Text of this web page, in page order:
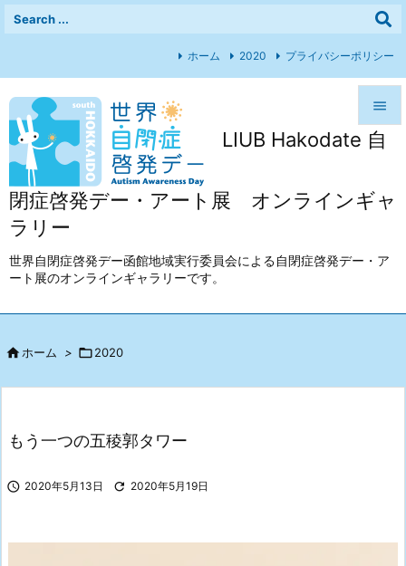
LIUB Hakodate 自
閉症啓発デー・アート展 オンラインギャ
ラリー
世界自閉症啓発デー函館地域実行委員会による自閉症啓発デー・ア
ート展のオンラインギャラリーです。



前へ
次へ
ホーム 2020 プライバシーポリシー
ホーム > 2020
もう一つの五稜郭タワー
 2020年5月13日  2020年5月19日